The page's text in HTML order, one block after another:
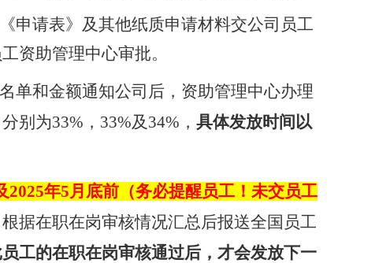
申请表》及其他纸质申请材料交公司员工
资助管理中心审批。
单和金额通知公司后，资助管理中心办理
别为33% ， 33%及 34% ， 具体发放时间以
2025年5月底前（务必提醒员工！未交员工
据在职在岗审核情况汇总后报送全国员工
工的在职在岗审核通过后，才会发放下一